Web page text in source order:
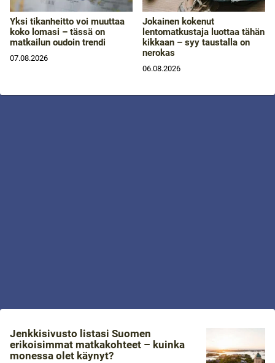
Yksi tikanheitto voi muuttaa
koko lomasi – tässä on
matkailun oudoin trendi
07.08.2026
Jokainen kokenut
lentomatkustaja luottaa tähän
kikkaan – syy taustalla on
nerokas
06.08.2026
Jenkkisivusto listasi Suomen
erikoisimmat matkakohteet – kuinka
monessa olet käynyt?